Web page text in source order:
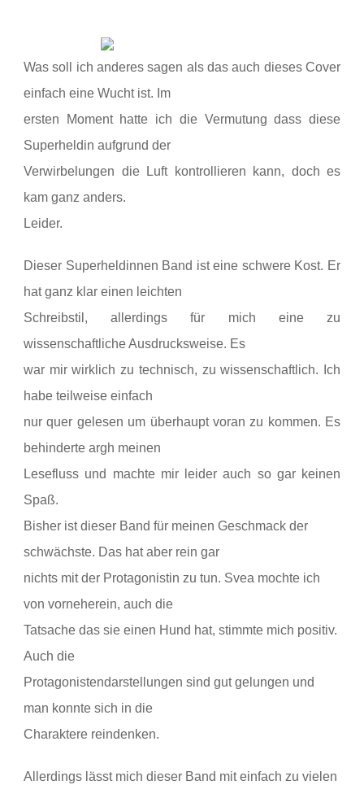
Was soll ich anderes sagen als das auch dieses Cover
einfach eine Wucht ist. Im
ersten Moment hatte ich die Vermutung dass diese
Superheldin aufgrund der
Verwirbelungen die Luft kontrollieren kann, doch es
kam ganz anders.
Leider.
Dieser Superheldinnen Band ist eine schwere Kost. Er
hat ganz klar einen leichten
Schreibstil, allerdings für mich eine zu
wissenschaftliche Ausdrucksweise. Es
war mir wirklich zu technisch, zu wissenschaftlich. Ich
habe teilweise einfach
nur quer gelesen um überhaupt voran zu kommen. Es
behinderte argh meinen
Lesefluss und machte mir leider auch so gar keinen
Spaß.
Bisher ist dieser Band für meinen Geschmack der
schwächste. Das hat aber rein gar
nichts mit der Protagonistin zu tun. Svea mochte ich
von vorneherein, auch die
Tatsache das sie einen Hund hat, stimmte mich positiv.
Auch die
Protagonistendarstellungen sind gut gelungen und
man konnte sich in die
Charaktere reindenken.
Allerdings lässt mich dieser Band mit einfach zu vielen